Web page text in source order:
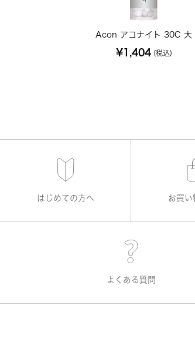
Acon アコナイト 30C 大
¥1,404 (税込)
はじめての方へ お買い
よくある質問